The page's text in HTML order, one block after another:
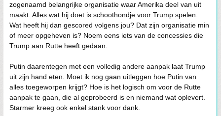
zogenaamd belangrijke organisatie waar Amerika deel van uit
maakt. Alles wat hij doet is schoothondje voor Trump spelen.
Wat heeft hij dan gescored volgens jou? Dat zijn organisatie min
of meer opgeheven is? Noem eens iets van de concessies die
Trump aan Rutte heeft gedaan.
Putin daarentegen met een volledig andere aanpak laat Trump
uit zijn hand eten. Moet ik nog gaan uitleggen hoe Putin van
alles toegeworpen krijgt? Hoe is het logisch om voor de Rutte
aanpak te gaan, die al geprobeerd is en niemand wat oplevert.
Starmer kreeg ook enkel stank voor dank.